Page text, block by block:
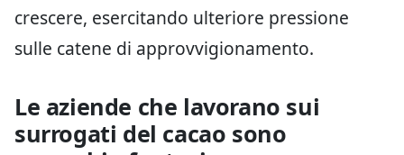
crescere, esercitando ulteriore pressione
sulle catene di approvvigionamento.
Le aziende che lavorano sui
surrogati del cacao sono